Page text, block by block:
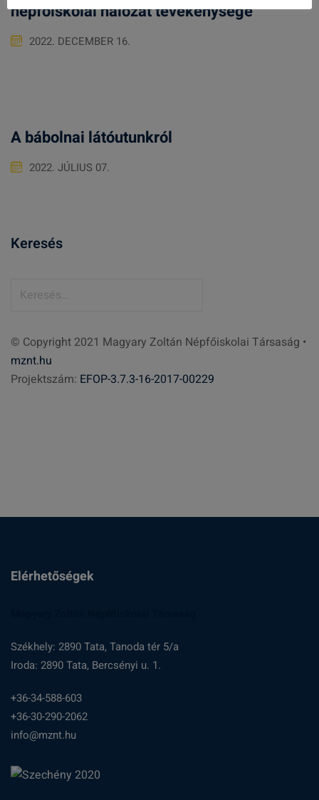
népfőiskolai hálózat tevékenysége
2022. DECEMBER 16.
A bábolnai látóutunkról
2022. JÚLIUS 07.
Keresés
e
s
é
© Copyright 2021 Magyary Zoltán Népfőiskolai Társaság •
mznt.hu
Projektszám: EFOP-3.7.3-16-2017-00229
Elérhetőségek
Székhely: 2890 Tata, Tanoda tér 5/a
Iroda: 2890 Tata, Bercsényi u. 1.
+36-34-588-603
+36-30-290-2062
info@mznt.hu